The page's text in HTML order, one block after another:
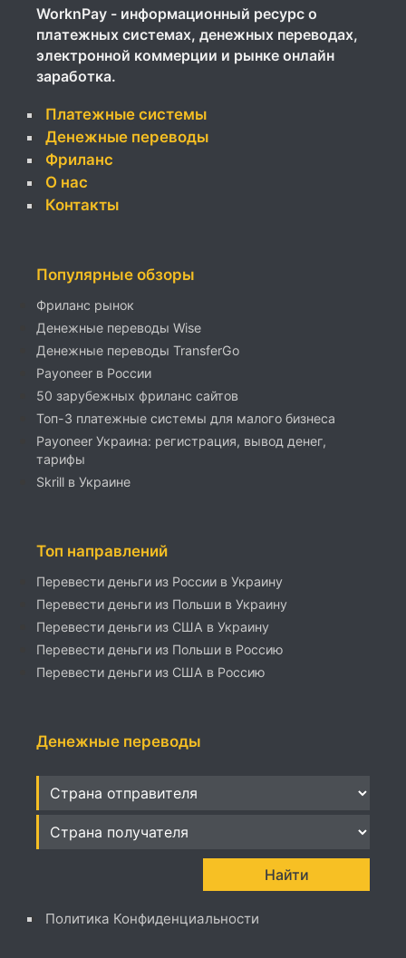
WorknPay - информационный ресурс о
платежных системах, денежных переводах,
электронной коммерции и рынке онлайн
заработка.
Платежные системы
Денежные переводы
Фриланс
О нас
Контакты
Популярные обзоры
Фриланс рынок
Денежные переводы Wise
Денежные переводы TransferGo
Payoneer в России
50 зарубежных фриланс сайтов
Топ-3 платежные системы для малого бизнеса
Payoneer Украина: регистрация, вывод денег,
тарифы
Skrill в Украине
Топ направлений
Перевести деньги из России в Украину
Перевести деньги из Польши в Украину
Перевести деньги из США в Украину
Перевести деньги из Польши в Россию
Перевести деньги из США в Россию
Денежные переводы
Политика Конфиденциальности